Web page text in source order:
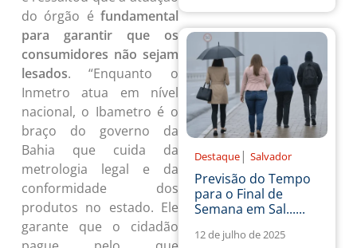
do órgão é fundamental
para garantir que os
consumidores não sejam
lesados. “Enquanto o
Inmetro atua em nível
nacional, o Ibametro é o
braço do governo da
Bahia que cuida da
metrologia legal e da
conformidade dos
produtos no estado. Ele
garante que o cidadão
Destaque | Salvador
Previsão do Tempo
para o Final de
Semana em Sal......
12 de julho de 2025